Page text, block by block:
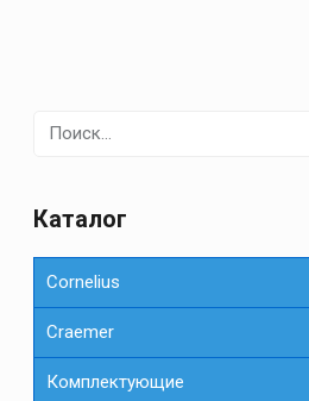
Найти:
Каталог
Cornelius
Сraemer
Комплектующие